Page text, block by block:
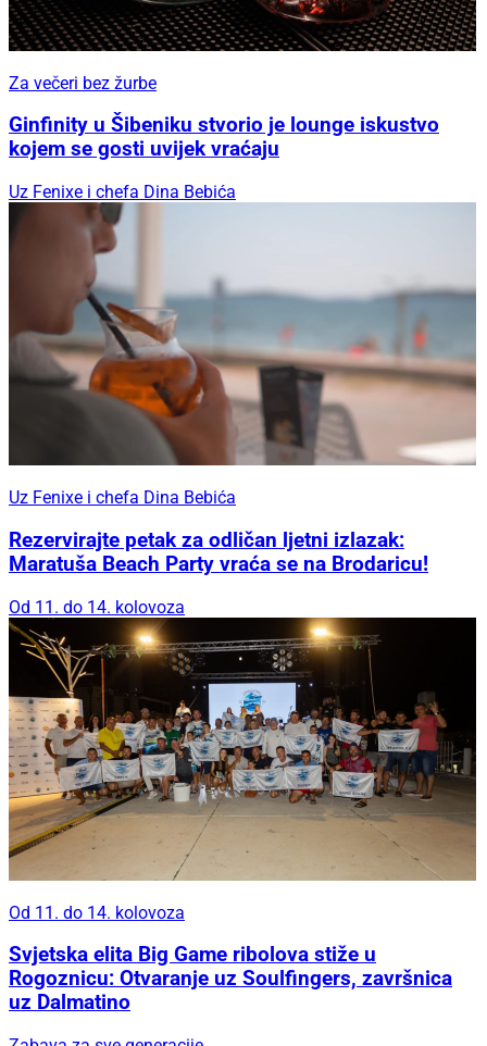
Za večeri bez žurbe
Ginfinity u Šibeniku stvorio je lounge iskustvo
kojem se gosti uvijek vraćaju
Uz Fenixe i chefa Dina Bebića
Uz Fenixe i chefa Dina Bebića
Rezervirajte petak za odličan ljetni izlazak:
Maratuša Beach Party vraća se na Brodaricu!
Od 11. do 14. kolovoza
Od 11. do 14. kolovoza
Svjetska elita Big Game ribolova stiže u
Rogoznicu: Otvaranje uz Soulfingers, završnica
uz Dalmatino